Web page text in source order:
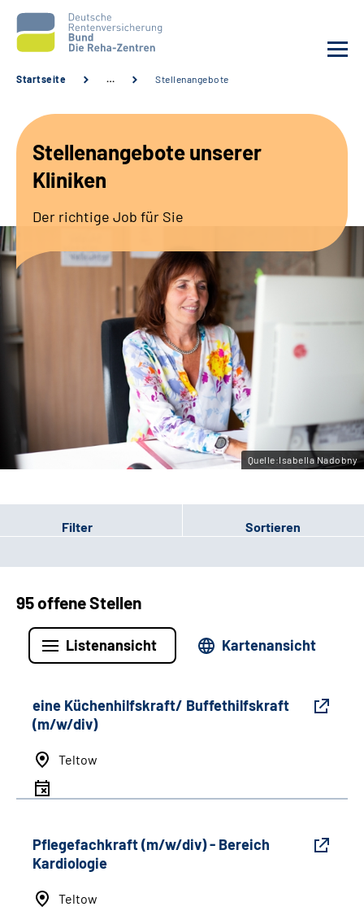
Unsere Kliniken
Sozialdienste & Zuweisende
Erweiterte Suche
Gebärdensprache
Leichte Sprache
Startseite … Stellenangebote
Stellenangebote unserer
Kliniken
Der richtige Job für Sie
Quelle:Isabella Nadobny
Filter Sortieren
95 offene Stellen
Listenansicht Kartenansicht
eine Küchenhilfskraft/ Buffethilfskraft
(m/w/div)
Teltow
Pflegefachkraft (m/w/div) - Bereich
Kardiologie
Teltow